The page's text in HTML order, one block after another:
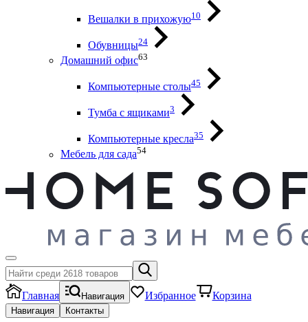
Вешалки в прихожую10
Обувницы24
Домашний офис63
Компьютерные столы45
Тумба с ящиками3
Компьютерные кресла35
Мебель для сада54
Главная Навигация Избранное Корзина
Навигация Контакты